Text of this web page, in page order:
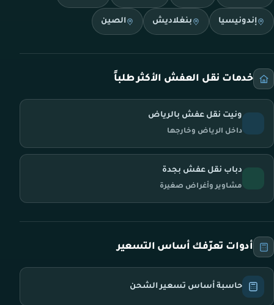
إندونيسيا بنغلاديش الصين
خدمات نقل العفش الأكثر طلباً
ونيت نقل عفش بالرياض
داخل الرياض وخارجها
دباب نقل عفش بجدة
مشاوير وأغراض صغيرة
أدوات تعرّفك أساس التسعير
حاسبة أساس تسعير الشحن